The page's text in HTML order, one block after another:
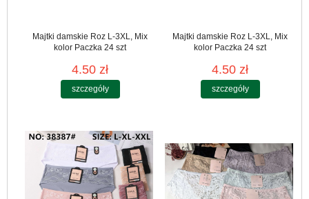
Majtki damskie Roz L-3XL, Mix
kolor Paczka 24 szt
4.50 zł
szczegóły
Majtki damskie Roz L-3XL, Mix
kolor Paczka 24 szt
4.50 zł
szczegóły